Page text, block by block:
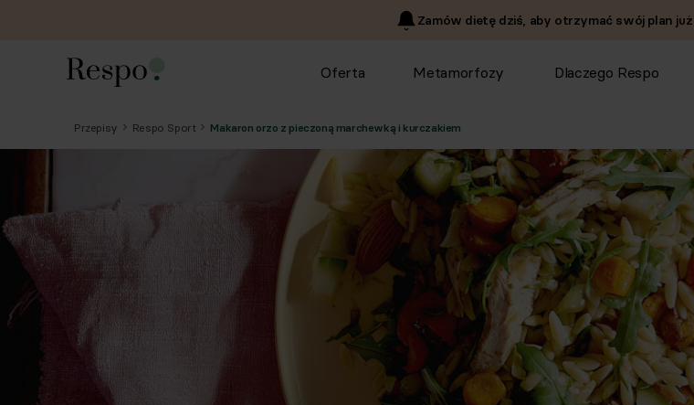
Zamów dietę dziś, aby otrzymać swój plan już
Oferta Metamorfozy Dlaczego Respo
Przepisy Respo Sport Makaron orzo z pieczoną marchewką i kurczakiem